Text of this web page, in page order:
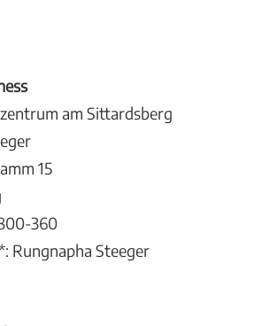
am Sittardsberg
15
360
Rungnapha Steeger